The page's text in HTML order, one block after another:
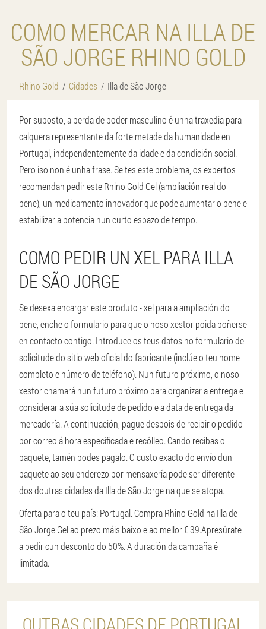
COMO MERCAR NA ILLA DE
SÃO JORGE RHINO GOLD
Rhino Gold Cidades Illa de São Jorge
Por suposto, a perda de poder masculino é unha traxedia para
calquera representante da forte metade da humanidade en
Portugal, independentemente da idade e da condición social.
Pero iso non é unha frase. Se tes este problema, os expertos
recomendan pedir este Rhino Gold Gel (ampliación real do
pene), un medicamento innovador que pode aumentar o pene e
estabilizar a potencia nun curto espazo de tempo.
COMO PEDIR UN XEL PARA ILLA
DE SÃO JORGE
Se desexa encargar este produto - xel para a ampliación do
pene, enche o formulario para que o noso xestor poida poñerse
en contacto contigo. Introduce os teus datos no formulario de
solicitude do sitio web oficial do fabricante (inclúe o teu nome
completo e número de teléfono). Nun futuro próximo, o noso
xestor chamará nun futuro próximo para organizar a entrega e
considerar a súa solicitude de pedido e a data de entrega da
mercadoría. A continuación, pague despois de recibir o pedido
por correo á hora especificada e recólleo. Cando recibas o
paquete, tamén podes pagalo. O custo exacto do envío dun
paquete ao seu enderezo por mensaxería pode ser diferente
dos doutras cidades da Illa de São Jorge na que se atopa.
Oferta para o teu país: Portugal. Compra Rhino Gold na Illa de
São Jorge Gel ao prezo máis baixo e ao mellor € 39.Apresúrate
a pedir cun desconto do 50%. A duración da campaña é
limitada.